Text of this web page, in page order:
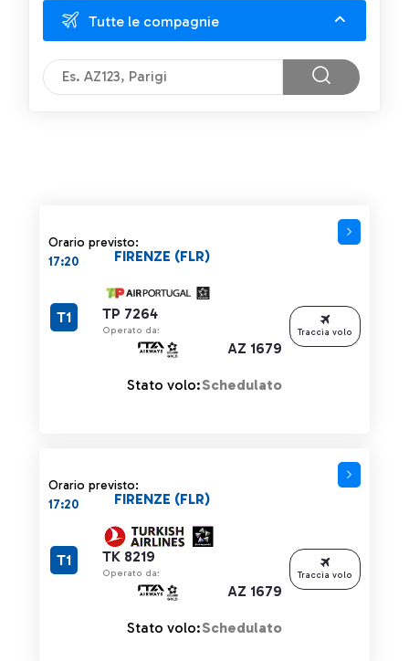
Tutte le compagnie
Orario previsto:
17:20
TP 7264
Operato da:
AZ 1679
FIRENZE (FLR)
T1
Stato volo:Schedulato
Traccia volo
Orario previsto:
17:20
TK 8219
Operato da:
AZ 1679
FIRENZE (FLR)
T1
Stato volo:Schedulato
Traccia volo